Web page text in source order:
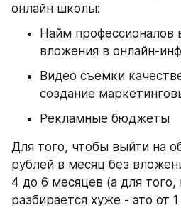
онлайн школы:
Найм профессионалов
вложения в онлайн-
Видео съемки
создание
Рекламные бюджеты
Для того, чтобы выйти на
рублей в месяц без
4 до 6 месяцев (а для того,
разбирается хуже - это от